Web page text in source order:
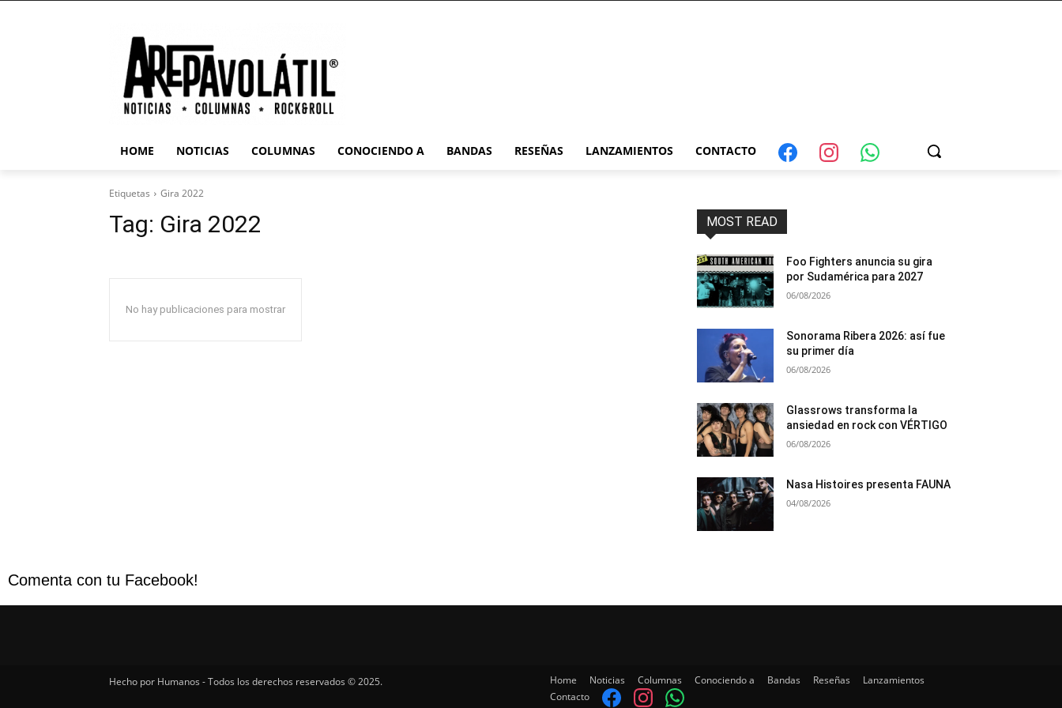
HOME NOTICIAS COLUMNAS CONOCIENDO A BANDAS RESEÑAS LANZAMIENTOS CONTACTO
Etiquetas Gira 2022
Tag: Gira 2022
No hay publicaciones para mostrar
MOST READ
Foo Fighters anuncia su gira
por Sudamérica para 2027
06/08/2026
Sonorama Ribera 2026: así fue
su primer día
06/08/2026
Glassrows transforma la
ansiedad en rock con VÉRTIGO
06/08/2026
Nasa Histoires presenta FAUNA
04/08/2026
Comenta con tu Facebook!
Hecho por Humanos - Todos los derechos reservados © 2025. Home Noticias Columnas Conociendo a Bandas Reseñas
Lanzamientos
Contacto